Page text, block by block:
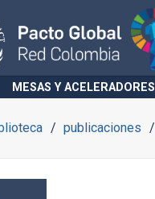
MESAS Y ACELERADORES
publicaciones